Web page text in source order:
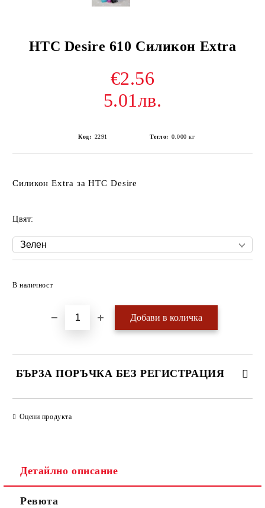
HTC Desire 610 Силикон Extra
€2.56
5.01лв.
Код: 2291 Тегло: 0.000 кг
Силикон Extra за HTC Desire
Цвят:
В наличност
БЪРЗА ПОРЪЧКА БЕЗ РЕГИСТРАЦИЯ
Оцени продукта
Детайлно описание
Ревюта